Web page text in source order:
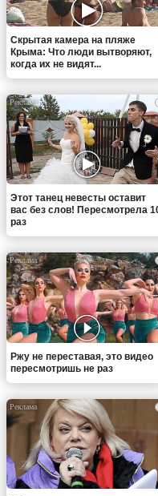
Скрытая камера на пляже
Крыма: Что люди вытворяют,
когда их не видят...
Этот танец невесты оставит
вас без слов! Пересмотрела
раз
Ржу не переставая, это видео
пересмотришь не раз